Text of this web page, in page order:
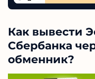
Как вывести
Сбербанка
обменник?